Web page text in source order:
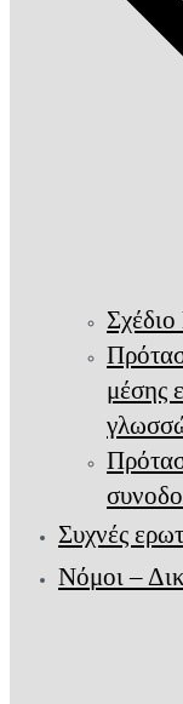
μέσης
Συχνές
Νόμοι –